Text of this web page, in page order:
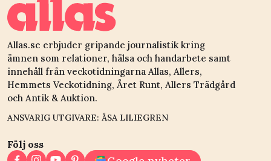
Allas.se erbjuder gripande journalistik kring
ämnen som relationer, hälsa och handarbete samt
innehåll från veckotidningarna Allas, Allers,
Hemmets Veckotidning, Året Runt, Allers Trädgård
och Antik & Auktion.
ANSVARIG UTGIVARE: ÅSA LILIEGREN
Följ oss